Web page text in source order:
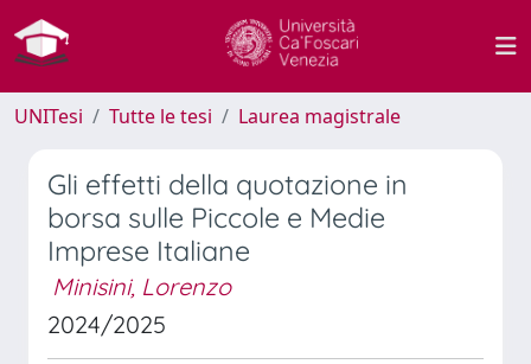
UNITesi Tutte le tesi Laurea magistrale
Gli effetti della quotazione in
borsa sulle Piccole e Medie
Imprese Italiane
Minisini, Lorenzo
2024/2025